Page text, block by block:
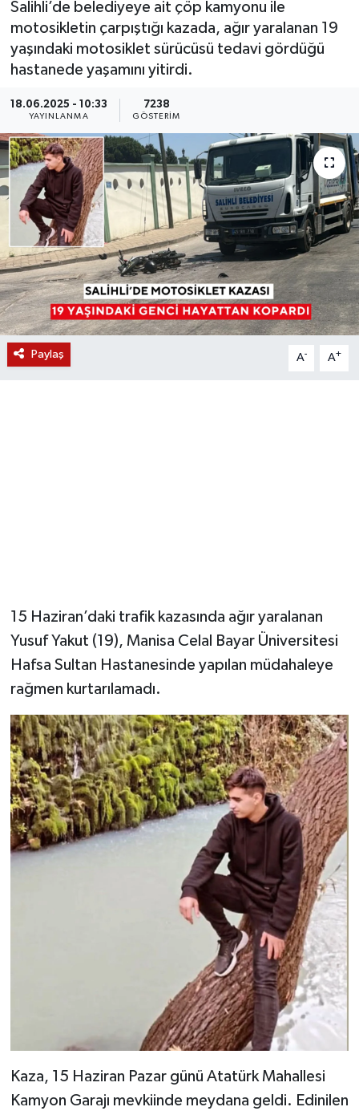
Salihli’de belediyeye ait çöp kamyonu ile
motosikletin çarpıştığı kazada, ağır yaralanan 19
yaşındaki motosiklet sürücüsü tedavi gördüğü
hastanede yaşamını yitirdi.
18.06.2025 - 10:33
YAYINLANMA
7238
GÖSTERIM
Paylaş A- A+
15 Haziran’daki trafik kazasında ağır yaralanan
Yusuf Yakut (19), Manisa Celal Bayar Üniversitesi
Hafsa Sultan Hastanesinde yapılan müdahaleye
rağmen kurtarılamadı.
Kaza, 15 Haziran Pazar günü Atatürk Mahallesi
Kamyon Garajı mevkiinde meydana geldi. Edinilen
KÜLTÜR SANAT
YAŞAM
LIFE
SARIGÖL
SARUHANLI
SELENDİ
KIRKAĞAÇ
DEMİRCİ
GÖLMARMARA
GÖRDES
KÖPRÜBAŞI
SOMA
KÖPRÜBAŞI
KULA
SALİHLİ
SARIGÖL
SARUHANLI
ŞEHZADELER
SELENDİ
SOMA
TURGUTLU
EKONOMİ
EĞİTİM
KÜLTÜR SANAT
SPOR
YAŞAM
LIFE
BİLİM VE TEKNOLOJİ
YAZARLAR
MANİSA'NIN YÖRESEL LEZZETLERİ